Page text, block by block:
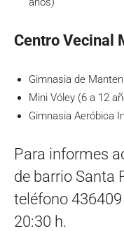
Centro Vecinal
Gimnasia de
Mini Vóley (6 a 12
Gimnasia Aeróbica
Para informes
de barrio Santa
teléfono
20:30 h.